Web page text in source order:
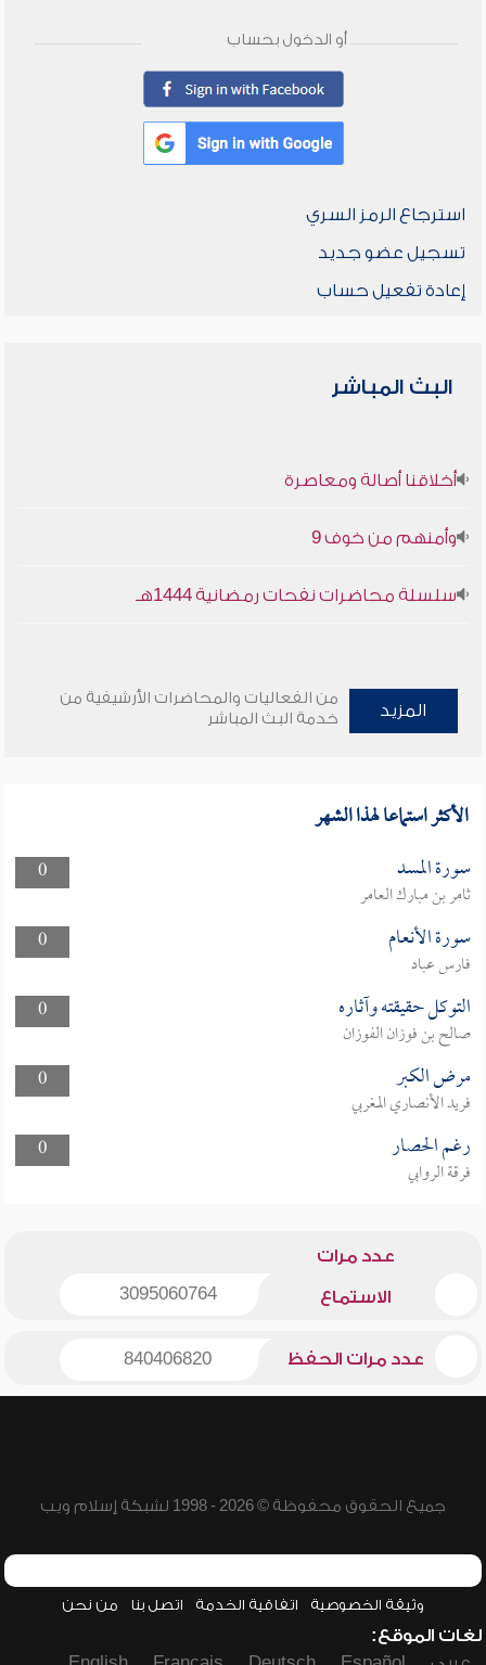
أو الدخول بحساب
استرجاع الرمز السري
تسجيل عضو جديد
إعادة تفعيل حساب
البث المباشر
أخلاقنا أصالة ومعاصرة
وأمنهم من خوف 9
سلسلة محاضرات نفحات رمضانية 1444هـ
المزيد
من الفعاليات والمحاضرات الأرشيفية من
خدمة البث المباشر
الأكثر استماعا لهذا الشهر
0 سورة المسد
ثامر بن مبارك العامر
0
سورة الأنعام
فارس عباد
0
التوكل حقيقته وآثاره
صالح بن فوزان الفوزان
0
مرض الكبر
فريد الأنصاري المغربي
0
رغم الحصار
فرقة الروابي
عدد مرات
الاستماع 3095060764
عدد مرات الحفظ 840406820
جميع الحقوق محفوظة © 2026 - 1998 لشبكة إسلام ويب
وثيقة الخصوصية اتفاقية الخدمة اتصل بنا من نحن
لغات الموقع: